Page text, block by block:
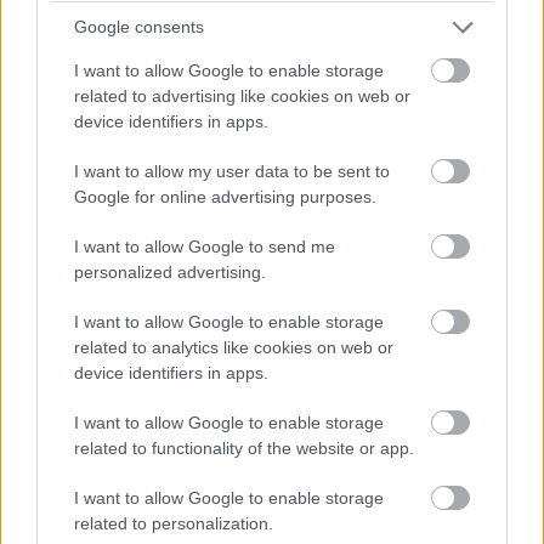
Google consents
I want to allow Google to enable storage
related to advertising like cookies on web or
device identifiers in apps.
I want to allow my user data to be sent to
Google for online advertising purposes.
I want to allow Google to send me
personalized advertising.
I want to allow Google to enable storage
related to analytics like cookies on web or
device identifiers in apps.
I want to allow Google to enable storage
related to functionality of the website or app.
I want to allow Google to enable storage
related to personalization.
Dráma készül a P2-ben: a szoros csatában élen álló
turbópékek versenyzőjét, Nick Yellolyt bokszutcai gyorshajtás
miatt vizsgálják!
Fuocót ezúttal azzal biztatják, hogy sokkal több
pályaelhagyása van az előtte haladó Porschének, szóval ő
többet kockáztathat, mint riválisa.
Fuocónak jelzik, hogy nyugodtan nyomja ki az autó